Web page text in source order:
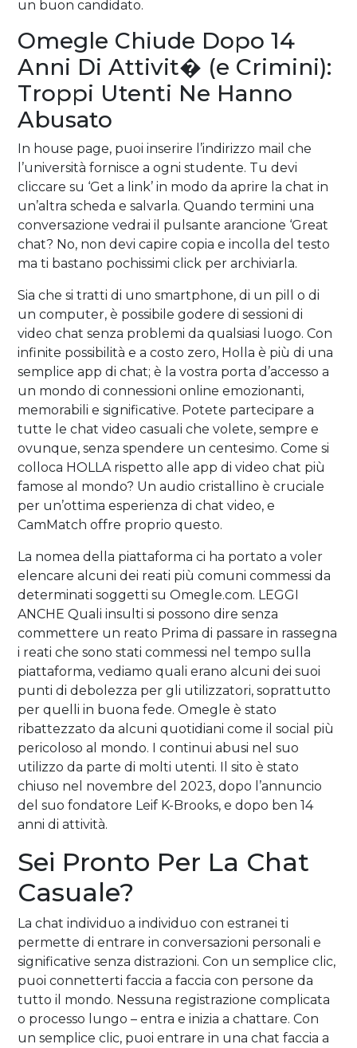
un buon candidato.
Omegle Chiude Dopo 14
Anni Di Attivit� (e Crimini):
Troppi Utenti Ne Hanno
Abusato
In house page, puoi inserire l’indirizzo mail che
l’università fornisce a ogni studente. Tu devi
cliccare su ‘Get a link’ in modo da aprire la chat in
un’altra scheda e salvarla. Quando termini una
conversazione vedrai il pulsante arancione ‘Great
chat? No, non devi capire copia e incolla del testo
ma ti bastano pochissimi click per archiviarla.
Sia che si tratti di uno smartphone, di un pill o di
un computer, è possibile godere di sessioni di
video chat senza problemi da qualsiasi luogo. Con
infinite possibilità e a costo zero, Holla è più di una
semplice app di chat; è la vostra porta d’accesso a
un mondo di connessioni online emozionanti,
memorabili e significative. Potete partecipare a
tutte le chat video casuali che volete, sempre e
ovunque, senza spendere un centesimo. Come si
colloca HOLLA rispetto alle app di video chat più
famose al mondo? Un audio cristallino è cruciale
per un’ottima esperienza di chat video, e
CamMatch offre proprio questo.
La nomea della piattaforma ci ha portato a voler
elencare alcuni dei reati più comuni commessi da
determinati soggetti su Omegle.com. LEGGI
ANCHE Quali insulti si possono dire senza
commettere un reato Prima di passare in rassegna
i reati che sono stati commessi nel tempo sulla
piattaforma, vediamo quali erano alcuni dei suoi
punti di debolezza per gli utilizzatori, soprattutto
per quelli in buona fede. Omegle è stato
ribattezzato da alcuni quotidiani come il social più
pericoloso al mondo. I continui abusi nel suo
utilizzo da parte di molti utenti. Il sito è stato
chiuso nel novembre del 2023, dopo l’annuncio
del suo fondatore Leif K-Brooks, e dopo ben 14
anni di attività.
Sei Pronto Per La Chat
Casuale?
La chat individuo a individuo con estranei ti
permette di entrare in conversazioni personali e
significative senza distrazioni. Con un semplice clic,
puoi connetterti faccia a faccia con persone da
tutto il mondo. Nessuna registrazione complicata
o processo lungo – entra e inizia a chattare. Con
un semplice clic, puoi entrare in una chat faccia a